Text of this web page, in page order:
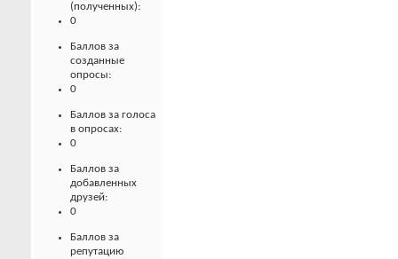
(полученных):
0
Баллов за
созданные
опросы:
0
Баллов за голоса
в опросах:
0
Баллов за
добавленных
друзей:
0
Баллов за
репутацию